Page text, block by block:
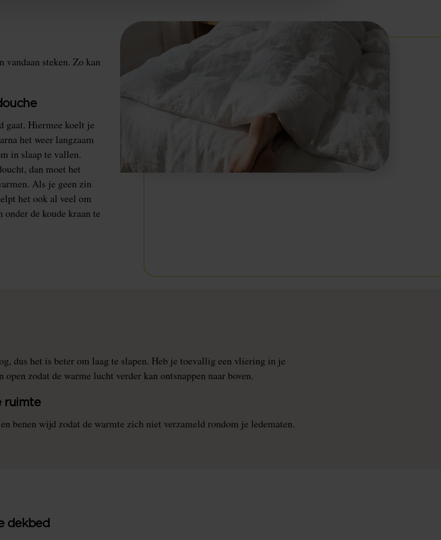
vandaan steken. Zo kan
gaat. Hiermee koelt je
het weer langzaam
in slaap te vallen.
dan moet het
Als je geen zin
het ook al veel om
de koude kraan te
dus het is beter om laag te slapen. Heb je toevallig een vliering in je
open zodat de warme lucht verder kan ontsnappen naar boven.
ruimte
benen wijd zodat de warmte zich niet verzameld rondom je ledematen.
dekbed